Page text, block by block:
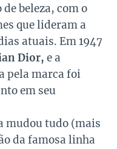
beleza, com o
que lideram a
atuais. Em 1947
Dior, e a
pela marca foi
em seu
mudou tudo (mais
da famosa linha